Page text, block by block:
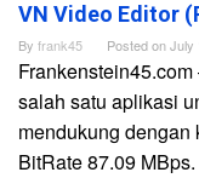
VN Video Editor
By frank45 Posted onJuly
salah satu aplikasi
mendukung
BitRate 87.09